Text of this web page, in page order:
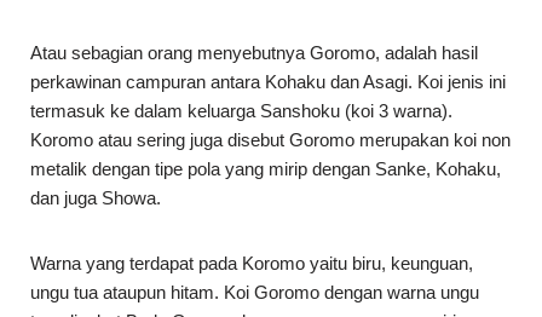
Atau sebagian orang menyebutnya Goromo, adalah hasil
perkawinan campuran antara Kohaku dan Asagi. Koi jenis ini
termasuk ke dalam keluarga Sanshoku (koi 3 warna).
Koromo atau sering juga disebut Goromo merupakan koi non
metalik dengan tipe pola yang mirip dengan Sanke, Kohaku,
dan juga Showa.
Warna yang terdapat pada Koromo yaitu biru, keunguan,
ungu tua ataupun hitam. Koi Goromo dengan warna ungu